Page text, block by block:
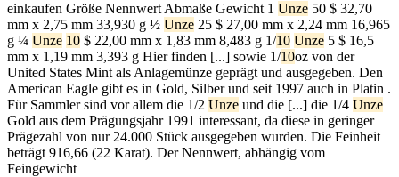
einkaufen Größe Nennwert Abmaße Gewicht 1 Unze 50 $ 32,70
mm x 2,75 mm 33,930 g ½ Unze 25 $ 27,00 mm x 2,24 mm 16,965
g ¼ Unze 10 $ 22,00 mm x 1,83 mm 8,483 g 1/10 Unze 5 $ 16,5
mm x 1,19 mm 3,393 g Hier finden [...] sowie 1/10oz von der
United States Mint als Anlagemünze geprägt und ausgegeben. Den
American Eagle gibt es in Gold, Silber und seit 1997 auch in Platin .
Für Sammler sind vor allem die 1/2 Unze und die [...] die 1/4 Unze
Gold aus dem Prägungsjahr 1991 interessant, da diese in geringer
Prägezahl von nur 24.000 Stück ausgegeben wurden. Die Feinheit
beträgt 916,66 (22 Karat). Der Nennwert, abhängig vom
Feingewicht